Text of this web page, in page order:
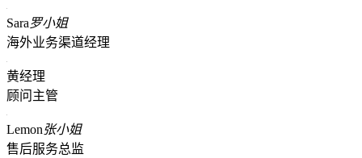
Sara罗小姐
海外业务渠道经理
黄经理
顾问主管
Lemon张小姐
售后服务总监